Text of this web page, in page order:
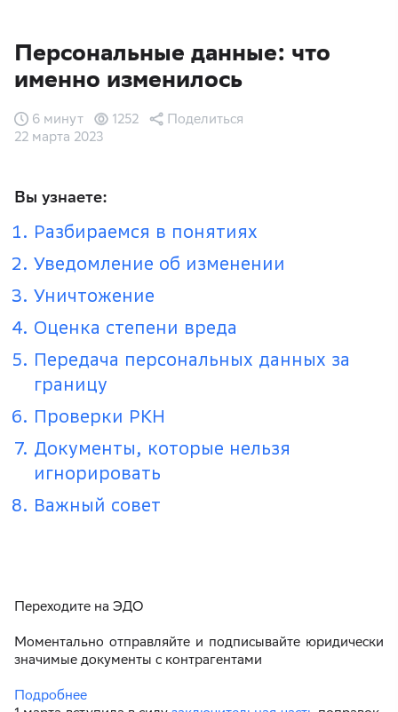
Персональные данные: что
именно изменилось
22 марта 2023
6 минут 1252 Поделиться
Вы узнаете:
Разбираемся в понятиях
Уведомление об изменении
Уничтожение
Оценка степени вреда
Передача персональных данных за
границу
Проверки РКН
Документы, которые нельзя
игнорировать
Важный совет
Переходите на ЭДО
Моментально отправляйте и подписывайте юридически
значимые документы с контрагентами
Подробнее